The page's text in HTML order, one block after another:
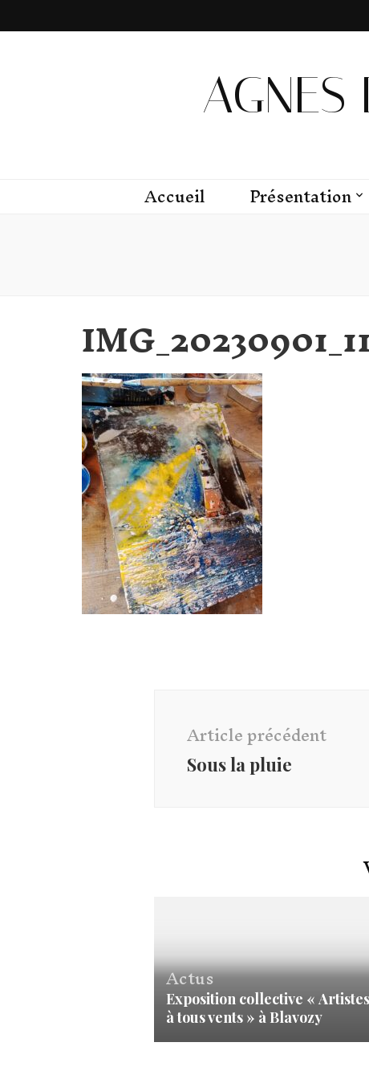
Accueil Présentation
d'article
Article précédent
Sous la pluie
Actus
Exposition collective « Artistes
à tous vents » à Blavozy